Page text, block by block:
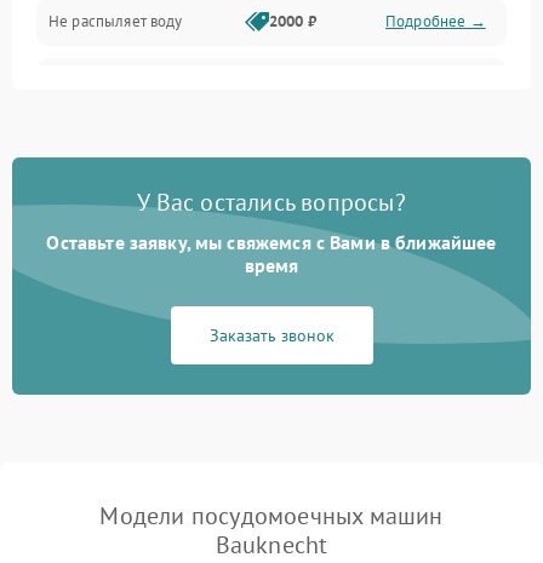
Программное обеспечение
Не распыляет воду 2000 ₽ Подробнее →
Проблемы с набором
Не работает сушилка 2100 ₽ Подробнее →
Сбои в работе таймера 1700 ₽
У Вас остались вопросы?
Оставьте заявку, мы свяжемся с Вами в ближайшее
время
Заказать звонок
Модели посудомоечных машин
Bauknecht